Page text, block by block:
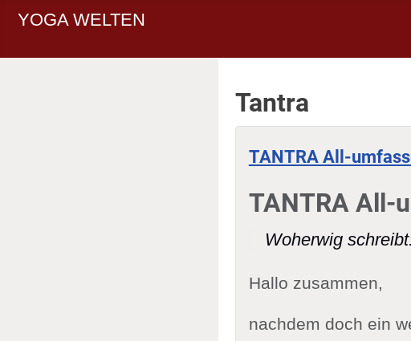
YOGA WELTEN
Tantra
TANTRA All-
TANTRA All-
Woherwig
Hallo zusammen,
nachdem doch ein